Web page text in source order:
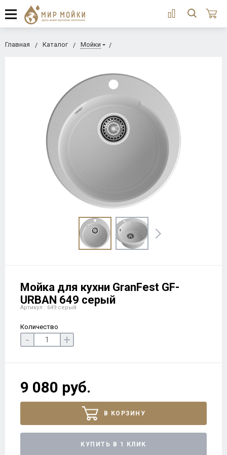
Главная Каталог Мойки
Мойка для кухни GranFest GF-
URBAN 649 серый
Артикул : 649 серый
Количество
- +
9 080 руб.
В КОРЗИНУ
КУПИТЬ В 1 КЛИК